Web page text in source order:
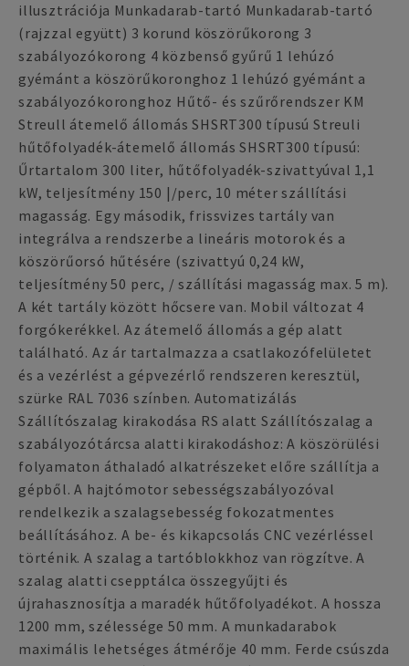
illusztrációja Munkadarab-tartó Munkadarab-tartó
(rajzzal együtt) 3 korund köszörűkorong 3
szabályozókorong 4 közbenső gyűrű 1 lehúzó
gyémánt a köszörűkoronghoz 1 lehúzó gyémánt a
szabályozókoronghoz Hűtő- és szűrőrendszer KM
Streull átemelő állomás SHSRT300 típusú Streuli
hűtőfolyadék-átemelő állomás SHSRT300 típusú:
Űrtartalom 300 liter, hűtőfolyadék-szivattyúval 1,1
kW, teljesítmény 150 |/perc, 10 méter szállítási
magasság. Egy második, frissvizes tartály van
integrálva a rendszerbe a lineáris motorok és a
köszörűorsó hűtésére (szivattyú 0,24 kW,
teljesítmény 50 perc, / szállítási magasság max. 5 m).
A két tartály között hőcsere van. Mobil változat 4
forgókerékkel. Az átemelő állomás a gép alatt
található. Az ár tartalmazza a csatlakozófelületet
és a vezérlést a gépvezérlő rendszeren keresztül,
szürke RAL 7036 színben. Automatizálás
Szállítószalag kirakodása RS alatt Szállítószalag a
szabályozótárcsa alatti kirakodáshoz: A köszörülési
folyamaton áthaladó alkatrészeket előre szállítja a
gépből. A hajtómotor sebességszabályozóval
rendelkezik a szalagsebesség fokozatmentes
beállításához. A be- és kikapcsolás CNC vezérléssel
történik. A szalag a tartóblokkhoz van rögzítve. A
szalag alatti csepptálca összegyűjti és
újrahasznosítja a maradék hűtőfolyadékot. A hossza
1200 mm, szélessége 50 mm. A munkadarabok
maximális lehetséges átmérője 40 mm. Ferde csúszda